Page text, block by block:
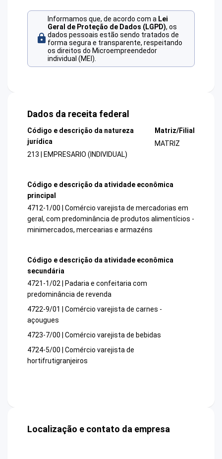
Informamos que, de acordo com a Lei
Geral de Proteção de Dados (LGPD), os
dados pessoais estão sendo tratados de
forma segura e transparente, respeitando
os direitos do Microempreendedor
individual (MEI).
Dados da receita federal
Código e descrição da natureza
jurídica
213 | EMPRESARIO (INDIVIDUAL)
Matriz/Filial
MATRIZ
Código e descrição da atividade econômica
principal
4712-1/00 | Comércio varejista de mercadorias em
geral, com predominância de produtos alimentícios -
minimercados, mercearias e armazéns
Código e descrição da atividade econômica
secundária
4721-1/02 | Padaria e confeitaria com
predominância de revenda
4722-9/01 | Comércio varejista de carnes -
açougues
4723-7/00 | Comércio varejista de bebidas
4724-5/00 | Comércio varejista de
hortifrutigranjeiros
Localização e contato da empresa